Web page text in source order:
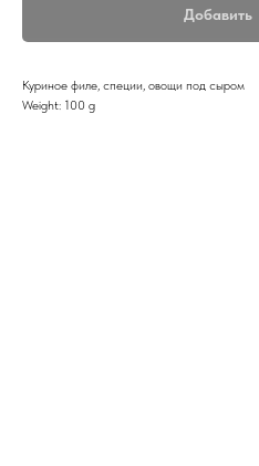
Добавить
Куриное филе, специи, овощи под сыром
Weight: 100 g